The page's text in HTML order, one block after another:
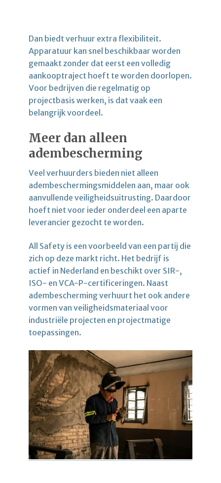
Dan biedt verhuur extra flexibiliteit.
Apparatuur kan snel beschikbaar worden
gemaakt zonder dat eerst een volledig
aankooptraject hoeft te worden doorlopen.
Voor bedrijven die regelmatig op
projectbasis werken, is dat vaak een
belangrijk voordeel.
Meer dan alleen
adembescherming
Veel verhuurders bieden niet alleen
adembeschermingsmiddelen aan, maar ook
aanvullende veiligheidsuitrusting. Daardoor
hoeft niet voor ieder onderdeel een aparte
leverancier gezocht te worden.
All Safety is een voorbeeld van een partij die
zich op deze markt richt. Het bedrijf is
actief in Nederland en beschikt over SIR-,
ISO- en VCA-P-certificeringen. Naast
adembescherming verhuurt het ook andere
vormen van veiligheidsmateriaal voor
industriële projecten en projectmatige
toepassingen.